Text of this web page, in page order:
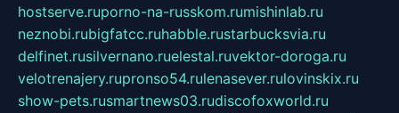
hostserve.ruporno-na-russkom.rumishinlab.ru
neznobi.rubigfatcc.ruhabble.rustarbucksvia.ru
delfinet.rusilvernano.ruelestal.ruvektor-doroga.ru
velotrenajery.rupronso54.rulenasever.rulovinskix.ru
show-pets.rusmartnews03.rudiscofoxworld.ru